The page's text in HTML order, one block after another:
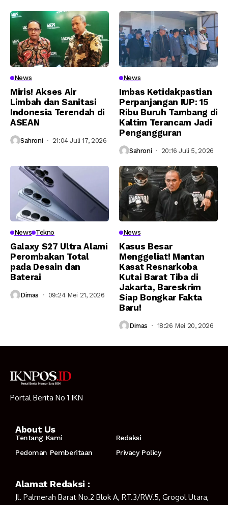
News
Miris! Akses Air
Limbah dan Sanitasi
Indonesia Terendah di
ASEAN
Sahroni 21:04 Juli 17, 2026
News
Imbas Ketidakpastian
Perpanjangan IUP: 15
Ribu Buruh Tambang di
Kaltim Terancam Jadi
Pengangguran
Sahroni 20:16 Juli 5, 2026
News Tekno
Galaxy S27 Ultra Alami
Perombakan Total
pada Desain dan
Baterai
Dimas 09:24 Mei 21, 2026
News
Kasus Besar
Menggeliat! Mantan
Kasat Resnarkoba
Kutai Barat Tiba di
Jakarta, Bareskrim
Siap Bongkar Fakta
Baru!
Dimas 18:26 Mei 20, 2026
Portal Berita No 1 IKN
About Us
Tentang Kami
Redaksi
Pedoman Pemberitaan
Privacy Policy
Alamat Redaksi :
Jl. Palmerah Barat No.2 Blok A, RT.3/RW.5, Grogol Utara,